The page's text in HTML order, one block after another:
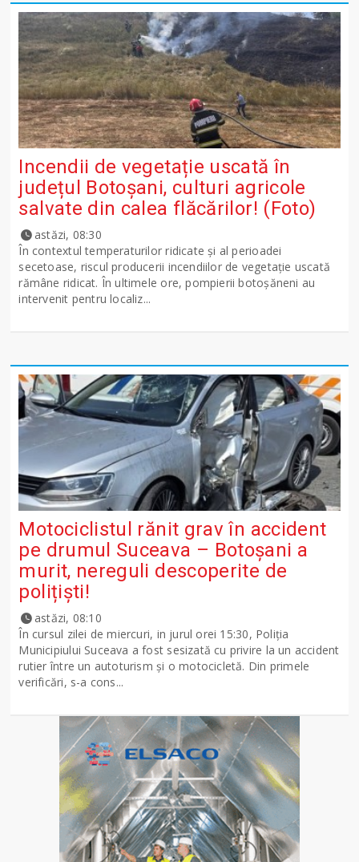
Incendii de vegetație uscată în
județul Botoșani, culturi agricole
salvate din calea flăcărilor! (Foto)
astăzi, 08:30
În contextul temperaturilor ridicate și al perioadei
secetoase, riscul producerii incendiilor de vegetație uscată
rămâne ridicat. În ultimele ore, pompierii botoșăneni au
intervenit pentru localiz...
Motociclistul rănit grav în accident
pe drumul Suceava – Botoșani a
murit, nereguli descoperite de
polițiști!
astăzi, 08:10
În cursul zilei de miercuri, in jurul orei 15:30, Poliția
Municipiului Suceava a fost sesizată cu privire la un accident
rutier între un autoturism și o motocicletă. Din primele
verificări, s-a cons...